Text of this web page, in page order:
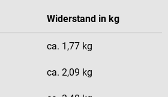
Widerstand in kg
ca. 1,77 kg
ca. 2,09 kg